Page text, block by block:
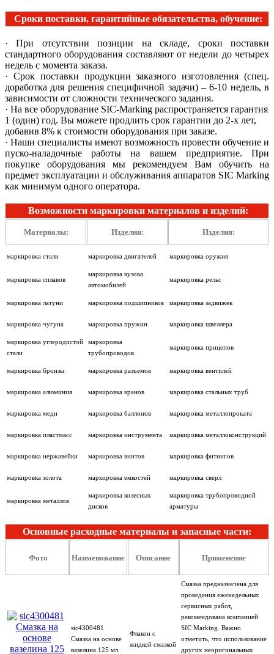
Сроки поставки, гарантийные обязательства, обучение:
· При отсутствии позиции на складе, сроки поставки
стандартного оборудования составляют от недели до четырех
недель с момента заказа.
· Срок поставки продукции заказного изготовления (спец.
доработка для решения специфичной задачи) – 6-10 недель, в
зависимости от сложности технического задания.
· На все оборудование SIC-Marking распространяется гарантия
1 (один) год. Вы можете продлить срок гарантии до 2-х лет,
добавив 8% к стоимости оборудования при заказе.
· Наши специалисты имеют возможность провести обучение и
пуско-наладочные работы на вашем предприятие. При
покупке оборудования мы рекомендуем Вам обучить на
предмет эксплуатации и обслуживания аппаратов SIC Marking
как минимум одного оператора.
Возможности маркировки материалов и изделий:
Материалы: Изделия: Изделия:
маркировка стали маркировка двигателей маркировка оружия
маркировка сплавов
маркировка кузова
автомобилей
маркировка рельс
маркировка латуни маркировка подшипников маркировка задвижек
маркировка чугуна маркировка пружин маркировка швеллера
маркировка углеродистой
стали
маркировка
трубопроводов
маркировка прицепов
маркировка бронзы маркировка разъемов маркировка вентилей
маркировка алюминия маркировка кранов маркировка стальных труб
маркировка меди маркировка баллонов маркировка металлопроката
маркировка пластмасс маркировка инструмента маркировка металлоконструкций
маркировка нержавейки маркировка винтов маркировка фитингов
маркировка золота маркировка емкостей маркировка сверл
маркировка металлов
маркировка колесных
дисков
маркировка трубопроводной
арматуры
Основные расходные материалы и запасные части:
Фото Наименование Описание Применение
sic4300481
Смазка на основе
вазелина 125 мл
Флакон с
жидкой смазкой
Смазка предназначена для
проведения еженедельных
сервисных работ,
рекомендована компанией
SIC Marking. Важно
отметить, что использование
других неоригинальных